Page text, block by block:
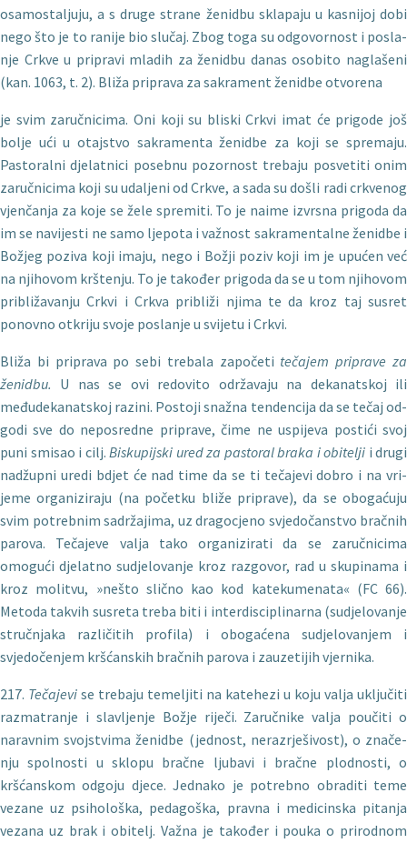
osamostaljuju, a s druge strane ženidbu sklapaju u kasnijoj dobi
nego što je to ranije bio slučaj. Zbog toga su odgovornost i posla­
nje Crkve u pripravi mladih za ženidbu danas osobito naglašeni
(kan. 1063, t. 2). Bliža priprava za sakrament ženidbe otvorena
je svim zaručnicima. Oni koji su bliski Crkvi imat će prigode još
bolje ući u otajstvo sakramenta ženidbe za koji se spremaju.
Pastoralni djelatnici posebnu pozornost trebaju posvetiti onim
zaručnicima koji su udaljeni od Crkve, a sada su došli radi crkvenog
vjenčanja za koje se žele spremiti. To je naime izvrsna prigoda da
im se navijesti ne samo ljepota i važnost sakramentalne ženidbe i
Božjeg poziva koji imaju, nego i Božji poziv koji im je upućen već
na njihovom krštenju. To je također prigoda da se u tom njihovom
približavanju Crkvi i Crkva približi njima te da kroz taj susret
ponovno otkriju svoje poslanje u svijetu i Crkvi.
Bliža bi priprava po sebi trebala započeti tečajem priprave za
ženidbu. U nas se ovi redovito održavaju na dekanatskoj ili
međudekanatskoj razini. Postoji snažna tendencija da se tečaj od­
godi sve do neposredne priprave, čime ne uspijeva postići svoj
puni smisao i cilj. Biskupijski ured za pastoral braka i obitelji i drugi
nadžupni uredi bdjet će nad time da se ti tečajevi dobro i na vri­
jeme organiziraju (na početku bliže priprave), da se obogaćuju
svim potrebnim sadržajima, uz dragocjeno svjedočanstvo bračnih
parova. Tečajeve valja tako organizirati da se zaručnicima
omogući djelatno sudjelovanje kroz razgovor, rad u skupinama i
kroz molitvu, »nešto slično kao kod katekumenata« (FC 66).
Metoda takvih susreta treba biti i interdisciplinarna (sudjelovanje
stručnjaka različitih profila) i obogaćena sudjelovanjem i
svjedočenjem kršćanskih bračnih parova i zauzetijih vjernika.
217. Tečajevi se trebaju temeljiti na katehezi u koju valja uključiti
razmatranje i slavljenje Božje riječi. Zaručnike valja poučiti o
naravnim svojstvima ženidbe (jednost, nerazrješivost), o znače­
nju spolnosti u sklopu bračne ljubavi i bračne plodnosti, o
kršćanskom odgoju djece. Jednako je potrebno obraditi teme
vezane uz psihološka, pedagoška, pravna i medicinska pitanja
vezana uz brak i obitelj. Važna je također i pouka o prirodnom